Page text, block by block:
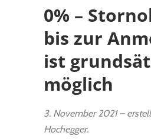
0% –
bis zur
ist
möglich
3. November 2021 –
Hochegger.